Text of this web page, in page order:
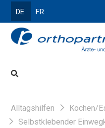
DE FR
Alltagshilfen
Kochen/
Selbstklebender